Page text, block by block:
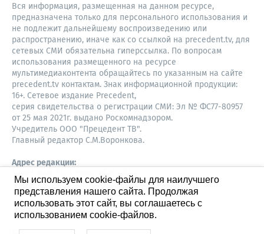
Вся информация, размещенная на данном ресурсе,
предназначена только для персонального использования и
не подлежит дальнейшему воспроизведению или
распространению, иначе как со ссылкой на precedent.tv, для
сетевых СМИ обязательна гиперссылка. По вопросам
использования размещенного на ресурсе
мультимедиаконтента обращайтесь по указанным на сайте
precedent.tv контактам. Знак информационной продукции:
16+. Сетевое издание Precedent,
серия свидетельства о регистрации СМИ: Эл № ФС77-80957
от 25 мая 2021г. выдано Роскомнадзором.
Учредитель ООО "Прецедент ТВ".
Главный редактор С.М.Воронкова.
Адрес редакции:
630087,
Новосибирск
8-960-779-12-96,
S.Voronkova@precedent.tv
Мы используем cookie-файлы для наилучшего
представления нашего сайта. Продолжая
использовать этот сайт, вы соглашаетесь с
использованием cookie-файлов.